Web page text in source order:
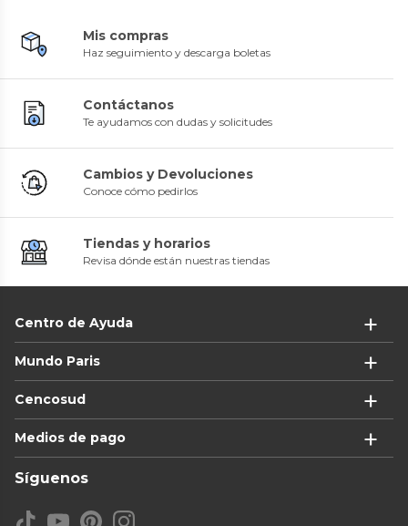
Mis compras
Haz seguimiento y descarga boletas
Contáctanos
Te ayudamos con dudas y solicitudes
Cambios y Devoluciones
Conoce cómo pedirlos
Tiendas y horarios
Revisa dónde están nuestras tiendas
Centro de Ayuda
Mundo Paris
Cencosud
Medios de pago
Síguenos